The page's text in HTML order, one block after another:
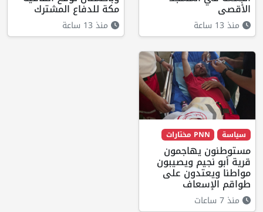
الأقصى
منذ 13 ساعة
مكة للدفاع المشترك
منذ 13 ساعة
سياسة PNN مختارات
مستوطنون يهاجمون
قرية أبو نجيم ويصيبون
مواطنا ويعتدون على
طواقم الإسعاف
منذ 7 ساعات